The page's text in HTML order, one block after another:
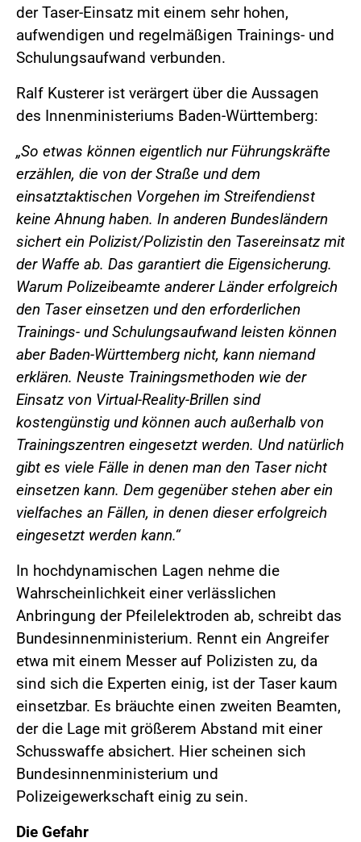
der Taser-Einsatz mit einem sehr hohen,
aufwendigen und regelmäßigen Trainings- und
Schulungsaufwand verbunden.
Ralf Kusterer ist verärgert über die Aussagen
des Innenministeriums Baden-Württemberg:
„So etwas können eigentlich nur Führungskräfte
erzählen, die von der Straße und dem
einsatztaktischen Vorgehen im Streifendienst
keine Ahnung haben. In anderen Bundesländern
sichert ein Polizist/Polizistin den Tasereinsatz mit
der Waffe ab. Das garantiert die Eigensicherung.
Warum Polizeibeamte anderer Länder erfolgreich
den Taser einsetzen und den erforderlichen
Trainings- und Schulungsaufwand leisten können
aber Baden-Württemberg nicht, kann niemand
erklären. Neuste Trainingsmethoden wie der
Einsatz von Virtual-Reality-Brillen sind
kostengünstig und können auch außerhalb von
Trainingszentren eingesetzt werden. Und natürlich
gibt es viele Fälle in denen man den Taser nicht
einsetzen kann. Dem gegenüber stehen aber ein
vielfaches an Fällen, in denen dieser erfolgreich
eingesetzt werden kann.“
In hochdynamischen Lagen nehme die
Wahrscheinlichkeit einer verlässlichen
Anbringung der Pfeilelektroden ab, schreibt das
Bundesinnenministerium. Rennt ein Angreifer
etwa mit einem Messer auf Polizisten zu, da
sind sich die Experten einig, ist der Taser kaum
einsetzbar. Es bräuchte einen zweiten Beamten,
der die Lage mit größerem Abstand mit einer
Schusswaffe absichert. Hier scheinen sich
Bundesinnenministerium und
Polizeigewerkschaft einig zu sein.
Die Gefahr